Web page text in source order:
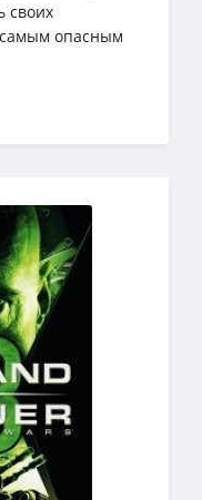
своих
самым опасным